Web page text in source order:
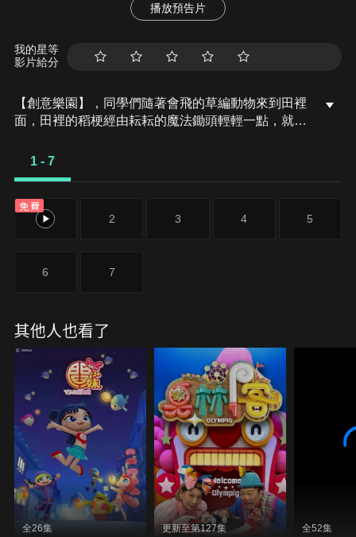
播放預告片
我的星等
影片給分
【創意樂園】，同學們隨著會飛的草編動物來到田裡
面，田裡的稻梗經由耘耘的魔法鋤頭輕輕一點，就變
揮創意，做了好多的草編動物，跟草編動物一起玩遊
1 - 7
免費
1 2 3 4 5
6 7
其他人也看了
全26集 更新至第127集 全52集